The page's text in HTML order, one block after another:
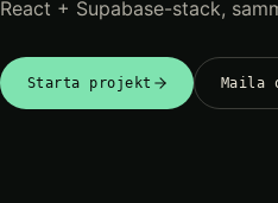
React + Supabase-stack,
Starta projekt Maila